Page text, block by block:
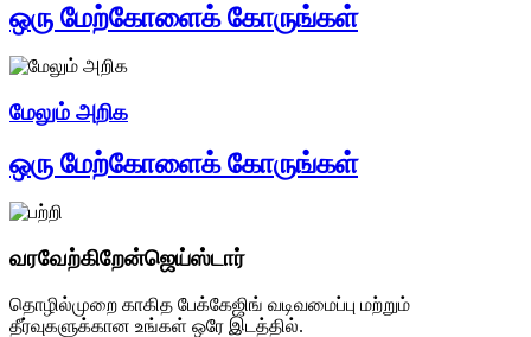
ஒரு மேற்கோளைக் கோருங்கள்
மேலும் அறிக
ஒரு மேற்கோளைக் கோருங்கள்
வரவேற்கிறேன்ஜெய்ஸ்டார்
தொழில்முறை காகித பேக்கேஜிங் வடிவமைப்பு மற்றும்
தீர்வுகளுக்கான உங்கள் ஒரே இடத்தில்.